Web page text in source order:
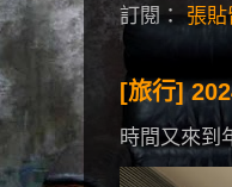
訂閱： 張
[旅行]
時間又來到